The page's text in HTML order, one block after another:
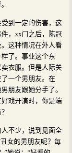
到一定的伤害，这
，xx门之后，陈冠
这种情况在外人看
了。事业这个东
衣服。但是人际关
一个男朋友。在
朋友跟她分手了。
戏开演时，你是端
不少，说到见面全
女的男朋友呢？每